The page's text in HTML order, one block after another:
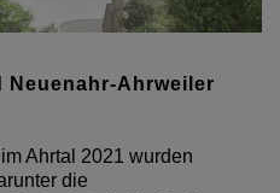
Neuenahr-Ahrweiler
Ahrtal 2021 wurden
die